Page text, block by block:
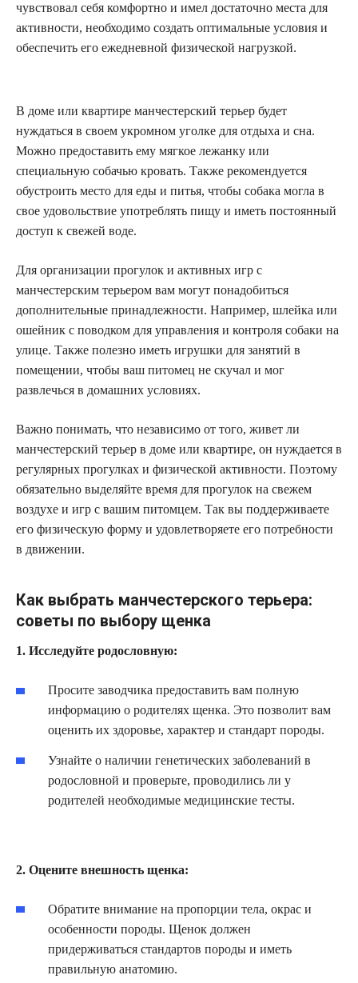
чувствовал себя комфортно и имел достаточно места для
активности, необходимо создать оптимальные условия и
обеспечить его ежедневной физической нагрузкой.
В доме или квартире манчестерский терьер будет
нуждаться в своем укромном уголке для отдыха и сна.
Можно предоставить ему мягкое лежанку или
специальную собачью кровать. Также рекомендуется
обустроить место для еды и питья, чтобы собака могла в
свое удовольствие употреблять пищу и иметь постоянный
доступ к свежей воде.
Для организации прогулок и активных игр с
манчестерским терьером вам могут понадобиться
дополнительные принадлежности. Например, шлейка или
ошейник с поводком для управления и контроля собаки на
улице. Также полезно иметь игрушки для занятий в
помещении, чтобы ваш питомец не скучал и мог
развлечься в домашних условиях.
Важно понимать, что независимо от того, живет ли
манчестерский терьер в доме или квартире, он нуждается в
регулярных прогулках и физической активности. Поэтому
обязательно выделяйте время для прогулок на свежем
воздухе и игр с вашим питомцем. Так вы поддерживаете
его физическую форму и удовлетворяете его потребности
в движении.
Как выбрать манчестерского терьера:
советы по выбору щенка
1. Исследуйте родословную:
Просите заводчика предоставить вам полную
информацию о родителях щенка. Это позволит вам
оценить их здоровье, характер и стандарт породы.
Узнайте о наличии генетических заболеваний в
родословной и проверьте, проводились ли у
родителей необходимые медицинские тесты.
2. Оцените внешность щенка:
Обратите внимание на пропорции тела, окрас и
особенности породы. Щенок должен
придерживаться стандартов породы и иметь
правильную анатомию.